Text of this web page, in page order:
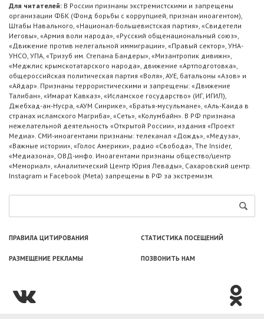
Для читателей: В России признаны экстремистскими и запрещены
организации ФБК (Фонд борьбы с коррупцией, признан иноагентом),
Штабы Навального, «Национал-большевистская партия», «Свидетели
Иеговы», «Армия воли народа», «Русский общенациональный союз»,
«Движение против нелегальной иммиграции», «Правый сектор», УНА-
УНСО, УПА, «Тризуб им. Степана Бандеры», «Мизантропик дивижн»,
«Меджлис крымскотатарского народа», движение «Артподготовка»,
общероссийская политическая партия «Воля», АУЕ, батальоны «Азов» и
«Айдар». Признаны террористическими и запрещены: «Движение
Талибан», «Имарат Кавказ», «Исламское государство» (ИГ, ИГИЛ),
Джебхад-ан-Нусра, «АУМ Синрике», «Братья-мусульмане», «Аль-Каида в
странах исламского Магриба», «Сеть», «Колумбайн». В РФ признана
нежелательной деятельность «Открытой России», издания «Проект
Медиа». СМИ-иноагентами признаны: телеканал «Дождь», «Медуза»,
«Важные истории», «Голос Америки», радио «Свобода», The Insider,
«Медиазона», ОВД-инфо. Иноагентами признаны общество/центр
«Мемориал», «Аналитический Центр Юрия Левады», Сахаровский центр.
Instagram и Facebook (Metа) запрещены в РФ за экстремизм.
ПРАВИЛА ЦИТИРОВАНИЯ СТАТИСТИКА ПОСЕЩЕНИЙ
РАЗМЕЩЕНИЕ РЕКЛАМЫ ПОЗВОНИТЬ НАМ